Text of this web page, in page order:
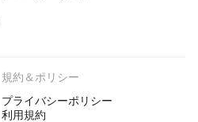
規約＆ポリシー
プライバシーポリシー
利用規約